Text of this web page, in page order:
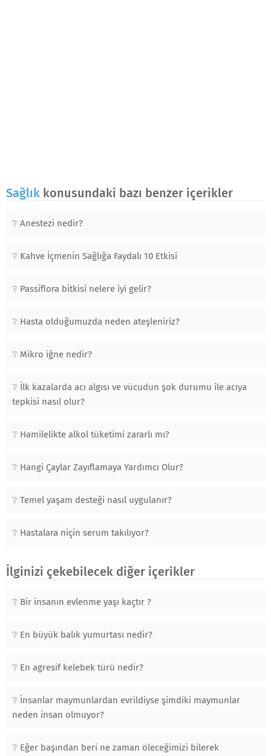
Sağlık konusundaki bazı benzer içerikler
Anestezi nedir?
Kahve İçmenin Sağlığa Faydalı 10 Etkisi
Passiflora bitkisi nelere iyi gelir?
Hasta olduğumuzda neden ateşleniriz?
Mikro iğne nedir?
İlk kazalarda acı algısı ve vücudun şok durumu ile acıya
tepkisi nasıl olur?
Hamilelikte alkol tüketimi zararlı mı?
Hangi Çaylar Zayıflamaya Yardımcı Olur?
Temel yaşam desteği nasıl uygulanır?
Hastalara niçin serum takılıyor?
İlginizi çekebilecek diğer içerikler
Bir insanın evlenme yaşı kaçtır ?
En büyük balık yumurtası nedir?
En agresif kelebek türü nedir?
İnsanlar maymunlardan evrildiyse şimdiki maymunlar
neden insan olmuyor?
Eğer başından beri ne zaman öleceğimizi bilerek